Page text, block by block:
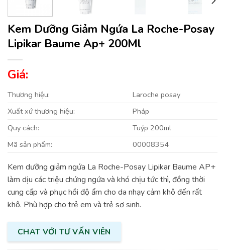
Kem Dưỡng Giảm Ngứa La Roche-Posay
Lipikar Baume Ap+ 200Ml
Giá:
Thương hiệu:
Laroche posay
Xuất xứ thương hiệu:
Pháp
Quy cách:
Tuýp 200ml
Mã sản phẩm:
00008354
Kem dưỡng giảm ngứa La Roche-Posay Lipikar Baume AP+
làm dịu các triệu chứng ngứa và khó chịu tức thì, đồng thời
cung cấp và phục hồi độ ẩm cho da nhạy cảm khô đến rất
khô. Phù hợp cho trẻ em và trẻ sơ sinh.
CHAT VỚI TƯ VẤN VIÊN